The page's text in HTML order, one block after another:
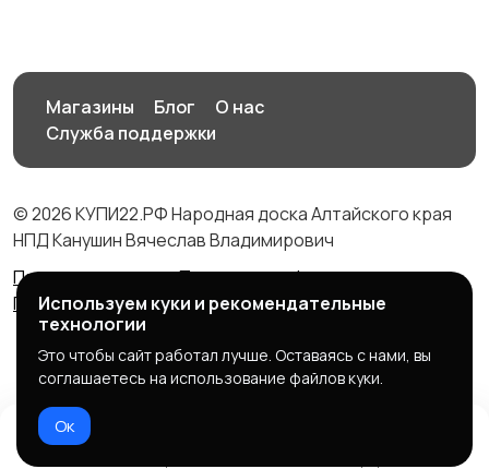
Магазины Блог
О нас
Служба поддержки
© 2026 КУПИ22.РФ Народная доска Алтайского края
НПД Канушин Вячеслав Владимирович
Правила сервиса
Политика конфиденциальности
Политика использования cookie
Используем куки и рекомендательные
технологии
Это чтобы сайт работал лучше. Оставаясь с нами, вы
соглашаетесь на использование файлов куки.
Ок